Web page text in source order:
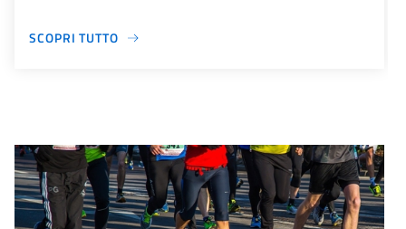
SCOPRI TUTTO